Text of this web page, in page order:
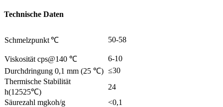
Technische Daten
Schmelzpunkt ℃ 50-58
Viskosität cps@140 ℃
6-10
Durchdringung 0,1 mm (25 ℃) ≤30
Thermische Stabilität
h(12525℃)
24
Säurezahl mgkoh/g
<0,1